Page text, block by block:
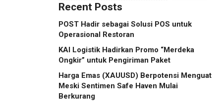
Recent Posts
POST Hadir sebagai Solusi POS untuk
Operasional Restoran
KAI Logistik Hadirkan Promo “Merdeka
Ongkir” untuk Pengiriman Paket
Harga Emas (XAUUSD) Berpotensi Menguat
Meski Sentimen Safe Haven Mulai
Berkurang